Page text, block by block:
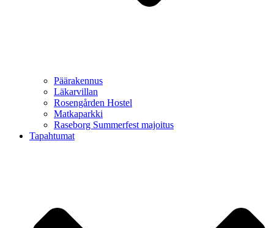
Päärakennus
Läkarvillan
Rosengården Hostel
Matkaparkki
Raseborg Summerfest majoitus
Tapahtumat